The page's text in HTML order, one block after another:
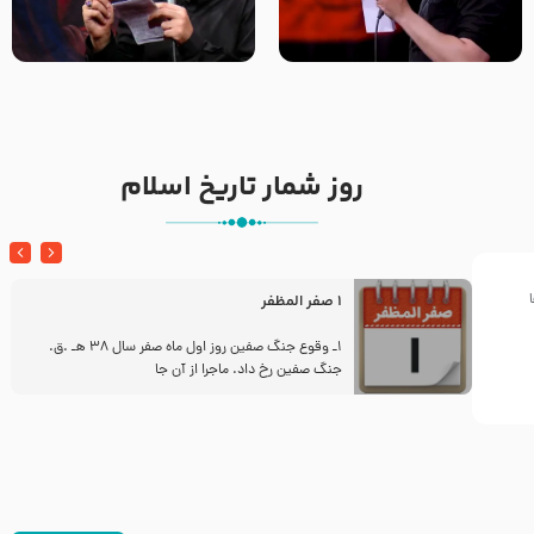
تک ، عبّاس، صاحب دل‌هاست –
حاج حنیف طاهری – عزاداری شب
من غلام نوکراتم من عاشق
کربلاتم – شور زمینه – شب هفتم
روز شمار تاریخ اسلام
1 صفر المظفر
1ـ وقوع جنگ صفین روز اول ماه صفر سال 38 هـ .ق.
جنگ صفین رخ داد. ماجرا از آن جا